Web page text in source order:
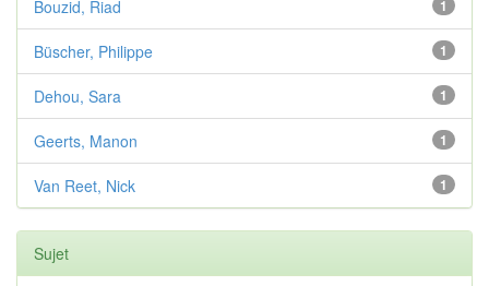
1
Bouzid, Riad
1
Büscher, Philippe
1
Dehou, Sara
1
Geerts, Manon
1
Van Reet, Nick
Sujet